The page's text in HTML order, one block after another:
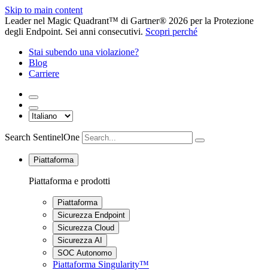
Skip to main content
Leader nel Magic Quadrant™ di Gartner® 2026 per la Protezione
degli Endpoint. Sei anni consecutivi. Scopri perché
Stai subendo una violazione?
Blog
Carriere
Search SentinelOne
Piattaforma
Piattaforma e prodotti
Piattaforma
Sicurezza Endpoint
Sicurezza Cloud
Sicurezza AI
SOC Autonomo
Piattaforma Singularity™